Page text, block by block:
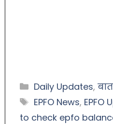
Daily Updates,
EPFO News, EPFO
to check epfo